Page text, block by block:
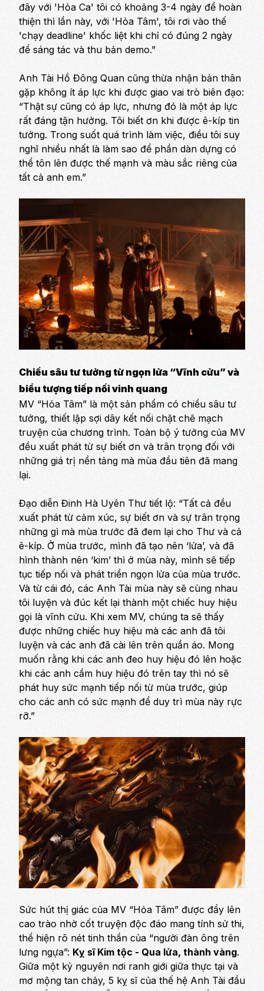
đây với 'Hỏa Ca' tôi có khoảng 3-4 ngày để hoàn
thiện thì lần này, với 'Hỏa Tâm', tôi rơi vào thế
'chạy deadline' khốc liệt khi chỉ có đúng 2 ngày
để sáng tác và thu bản demo.”
Anh Tài Hồ Đông Quan cũng thừa nhận bản thân
gặp không ít áp lực khi được giao vai trò biên đạo:
“Thật sự cũng có áp lực, nhưng đó là một áp lực
rất đáng tận hưởng. Tôi biết ơn khi được ê-kíp tin
tưởng. Trong suốt quá trình làm việc, điều tôi suy
nghĩ nhiều nhất là làm sao để phần dàn dựng có
thể tôn lên được thế mạnh và màu sắc riêng của
tất cả anh em.”
Chiều sâu tư tưởng từ ngọn lửa “Vĩnh cửu” và
biểu tượng tiếp nối vinh quang
MV “Hỏa Tâm” là một sản phẩm có chiều sâu tư
tưởng, thiết lập sợi dây kết nối chặt chẽ mạch
truyện của chương trình. Toàn bộ ý tưởng của MV
đều xuất phát từ sự biết ơn và trân trọng đối với
những giá trị nền tảng mà mùa đầu tiên đã mang
lại.
Đạo diễn Đinh Hà Uyên Thư tiết lộ: “Tất cả đều
xuất phát từ cảm xúc, sự biết ơn và sự trân trọng
những gì mà mùa trước đã đem lại cho Thư và cả
ê-kíp. Ở mùa trước, mình đã tạo nên ‘lửa’, và đã
hình thành nên ‘kim’ thì ở mùa này, mình sẽ tiếp
tục tiếp nối và phát triển ngọn lửa của mùa trước.
Và từ cái đó, các Anh Tài mùa này sẽ cùng nhau
tôi luyện và đúc kết lại thành một chiếc huy hiệu
gọi là vĩnh cửu. Khi xem MV, chúng ta sẽ thấy
được những chiếc huy hiệu mà các anh đã tôi
luyện và các anh đã cài lên trên quần áo. Mong
muốn rằng khi các anh đeo huy hiệu đó lên hoặc
khi các anh cầm huy hiệu đó trên tay thì nó sẽ
phát huy sức mạnh tiếp nối từ mùa trước, giúp
cho các anh có sức mạnh để duy trì mùa này rực
rỡ.”
Sức hút thị giác của MV “Hỏa Tâm” được đẩy lên
cao trào nhờ cốt truyện độc đáo mang tính sử thi,
thể hiện rõ nét tinh thần của “người đàn ông trên
lưng ngựa”: Kỵ sĩ Kim tộc - Qua lửa, thành vàng.
Giữa một kỷ nguyên nơi ranh giới giữa thực tại và
mơ mộng tan chảy, 5 kỵ sĩ của thế hệ Anh Tài đầu